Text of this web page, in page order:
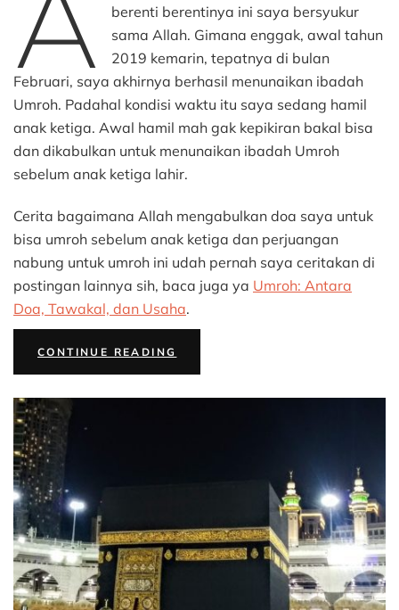
Sebelum
Kondisi
Hamil
berenti berentinya ini saya bersyukur
sama Allah. Gimana enggak, awal tahun
2019 kemarin, tepatnya di bulan
Februari, saya akhirnya berhasil menunaikan ibadah
Umroh. Padahal kondisi waktu itu saya sedang hamil
anak ketiga. Awal hamil mah gak kepikiran bakal bisa
dan dikabulkan untuk menunaikan ibadah Umroh
sebelum anak ketiga lahir.
Cerita bagaimana Allah mengabulkan doa saya untuk
bisa umroh sebelum anak ketiga dan perjuangan
nabung untuk umroh ini udah pernah saya ceritakan di
postingan lainnya sih, baca juga ya Umroh: Antara
Doa, Tawakal, dan Usaha.
CONTINUE READING
SEBELUM
DALAM